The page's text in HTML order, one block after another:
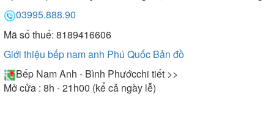
03995.888.90
Mã số thuế: 8189416606
Giới thiệu bếp nam anh Phú Quốc Bản đồ
Bếp Nam Anh - Bình Phướcchi tiết >>
Mở cửa : 8h - 21h00 (kể cả ngày lễ)